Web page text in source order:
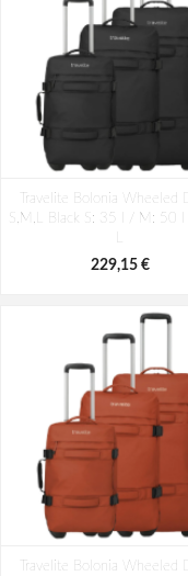
Travelite Bolonia Wheeled
S,M,L Black S: 35 l / M: 50
229,15 €
Travelite Bolonia Wheeled